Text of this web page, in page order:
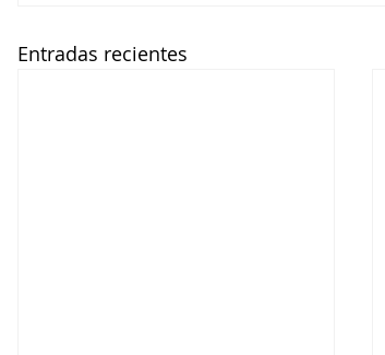
Entradas recientes